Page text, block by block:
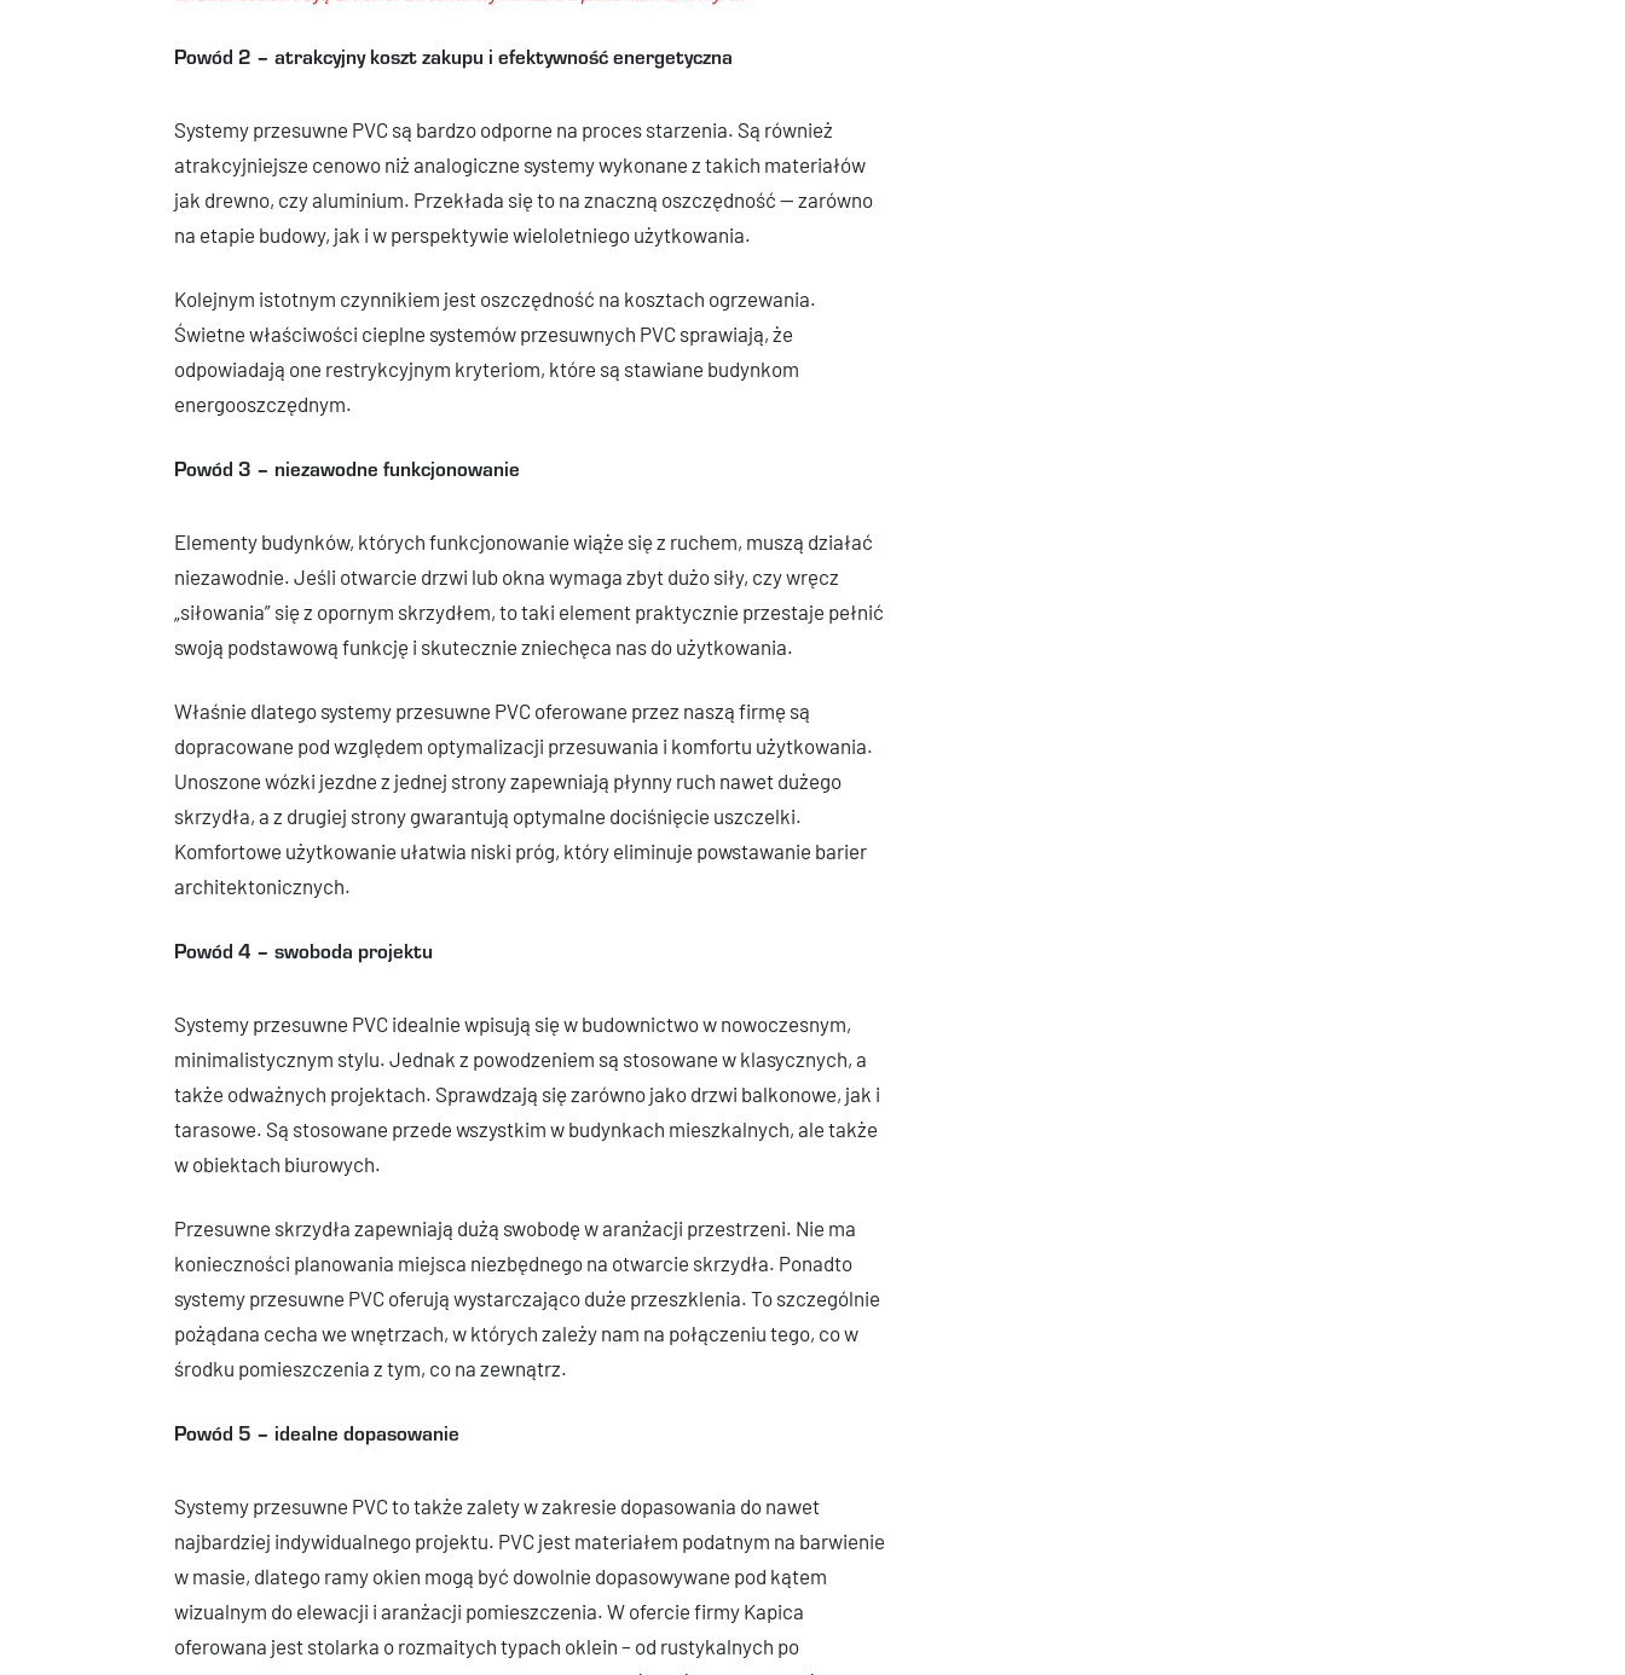
Powód 2 – atrakcyjny koszt zakupu i efektywność energetyczna
Systemy przesuwne PVC są bardzo odporne na proces starzenia. Są również
atrakcyjniejsze cenowo niż analogiczne systemy wykonane z takich materiałów
jak drewno, czy aluminium. Przekłada się to na znaczną oszczędność — zarówno
na etapie budowy, jak i w perspektywie wieloletniego użytkowania.
Kolejnym istotnym czynnikiem jest oszczędność na kosztach ogrzewania.
Świetne właściwości cieplne systemów przesuwnych PVC sprawiają, że
odpowiadają one restrykcyjnym kryteriom, które są stawiane budynkom
energooszczędnym.
Powód 3 – niezawodne funkcjonowanie
Elementy budynków, których funkcjonowanie wiąże się z ruchem, muszą działać
niezawodnie. Jeśli otwarcie drzwi lub okna wymaga zbyt dużo siły, czy wręcz
„siłowania” się z opornym skrzydłem, to taki element praktycznie przestaje pełnić
swoją podstawową funkcję i skutecznie zniechęca nas do użytkowania.
Właśnie dlatego systemy przesuwne PVC oferowane przez naszą firmę są
dopracowane pod względem optymalizacji przesuwania i komfortu użytkowania.
Unoszone wózki jezdne z jednej strony zapewniają płynny ruch nawet dużego
skrzydła, a z drugiej strony gwarantują optymalne dociśnięcie uszczelki.
Komfortowe użytkowanie ułatwia niski próg, który eliminuje powstawanie barier
architektonicznych.
Powód 4 – swoboda projektu
Systemy przesuwne PVC idealnie wpisują się w budownictwo w nowoczesnym,
minimalistycznym stylu. Jednak z powodzeniem są stosowane w klasycznych, a
także odważnych projektach. Sprawdzają się zarówno jako drzwi balkonowe, jak i
tarasowe. Są stosowane przede wszystkim w budynkach mieszkalnych, ale także
w obiektach biurowych.
Przesuwne skrzydła zapewniają dużą swobodę w aranżacji przestrzeni. Nie ma
konieczności planowania miejsca niezbędnego na otwarcie skrzydła. Ponadto
systemy przesuwne PVC oferują wystarczająco duże przeszklenia. To szczególnie
pożądana cecha we wnętrzach, w których zależy nam na połączeniu tego, co w
środku pomieszczenia z tym, co na zewnątrz.
Powód 5 – idealne dopasowanie
Systemy przesuwne PVC to także zalety w zakresie dopasowania do nawet
najbardziej indywidualnego projektu. PVC jest materiałem podatnym na barwienie
w masie, dlatego ramy okien mogą być dowolnie dopasowywane pod kątem
wizualnym do elewacji i aranżacji pomieszczenia. W ofercie firmy Kapica
oferowana jest stolarka o rozmaitych typach oklein – od rustykalnych po